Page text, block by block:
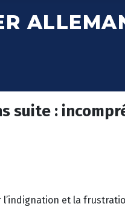
suite :
et la